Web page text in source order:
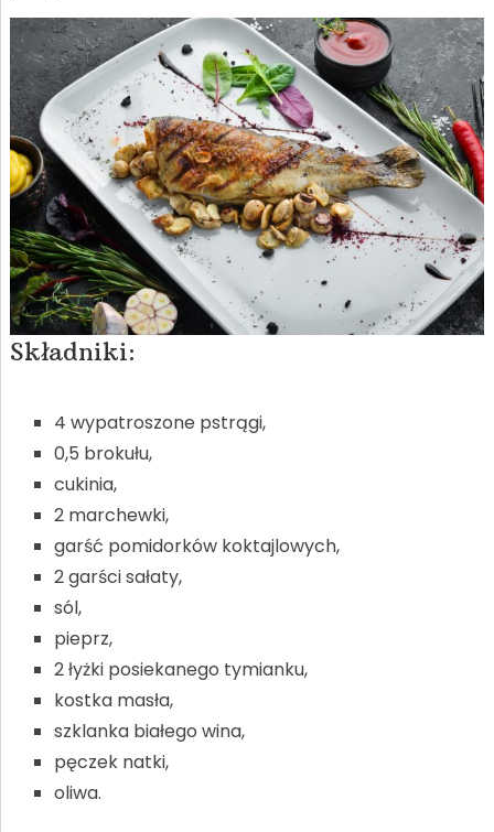
Składniki:
4 wypatroszone pstrągi,
0,5 brokułu,
cukinia,
2 marchewki,
garść pomidorków koktajlowych,
2 garści sałaty,
sól,
pieprz,
2 łyżki posiekanego tymianku,
kostka masła,
szklanka białego wina,
pęczek natki,
oliwa.